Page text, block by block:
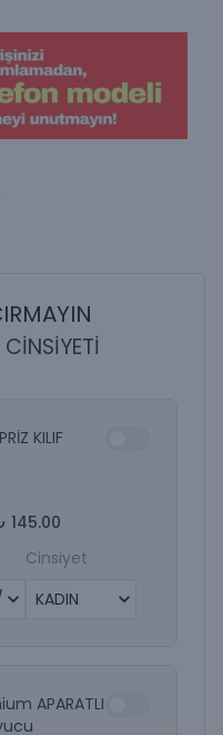
KILIF
145.00
Cinsiyet
APARATLI